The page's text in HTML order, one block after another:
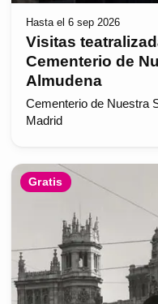
Hasta el 6 sep 2026
Visitas
Cementerio de
Almudena
Cementerio de Nuestra
Madrid
Gratis